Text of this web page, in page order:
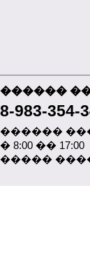
������
8-983-354-
������
� 8:00 �� 17:00
�����